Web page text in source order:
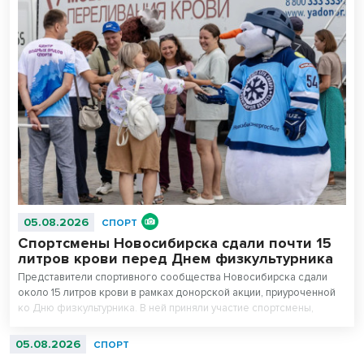
05.08.2026 СПОРТ
Спортсмены Новосибирска сдали почти 15
литров крови перед Днем физкультурника
Представители спортивного сообщества Новосибирска сдали
около 15 литров крови в рамках донорской акции, приуроченной
ко Дню физкультурника. В ней приняли участие спортсмены,
спорта, управления физической культуры и спорта мэрии города, а
05.08.2026 СПОРТ